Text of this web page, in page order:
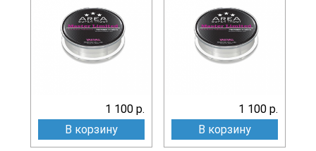
1 100 р.
В корзину
1 100 р.
В корзину